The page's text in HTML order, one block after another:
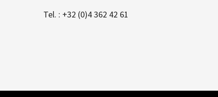
Tel. : +32 (0)4 362 42 61